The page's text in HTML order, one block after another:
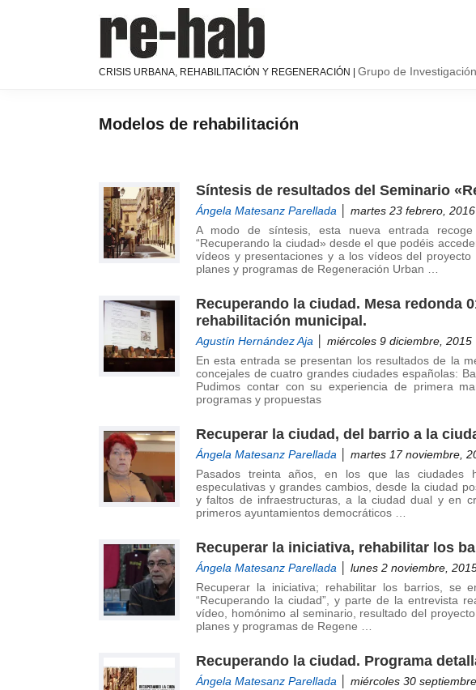
RE-
Crisis
urbana,
Página
y
adaptación
de
nuestras
ciudades
nuevos
retos
urbanos
del Grupo
de
Urbanismo
y
Sostenibilidad
(GIAU+S)
Universidad
Politécnica
Madrid
(UPM)
CRISIS URBANA, REHABILITACIÓN Y REGENERACIÓN | Grupo de
Modelos de rehabilitación
Síntesis de resultados del Seminario
Ángela Matesanz Parellada │ martes 23 febrero, 2016
A modo de síntesis, esta nueva entrada
“Recuperando la ciudad» desde el que podéis
vídeos y presentaciones y a los vídeos del
planes y programas de Regeneración Urban …
Recuperando la ciudad. Mesa redonda
rehabilitación municipal.
Agustín Hernández Aja │ miércoles 9 diciembre, 2015
En esta entrada se presentan los resultados de la
concejales de cuatro grandes ciudades españolas:
Pudimos contar con su experiencia de primera
programas y propuestas
Recuperar la ciudad, del barrio a la
Ángela Matesanz Parellada │ martes 17 noviembre,
Pasados treinta años, en los que las ciudades
especulativas y grandes cambios, desde la ciudad
y faltos de infraestructuras, a la ciudad dual y en
primeros ayuntamientos democráticos …
Recuperar la iniciativa, rehabilitar los
Ángela Matesanz Parellada │ lunes 2 noviembre,
Recuperar la iniciativa; rehabilitar los barrios, se
“Recuperando la ciudad”, y parte de la entrevista
vídeo, homónimo al seminario, resultado del
planes y programas de Regene …
Recuperando la ciudad. Programa
Ángela Matesanz Parellada │ miércoles 30